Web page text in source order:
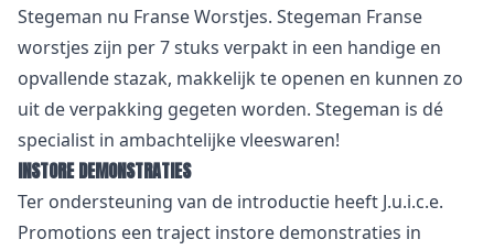
Stegeman nu Franse Worstjes. Stegeman Franse
worstjes zijn per 7 stuks verpakt in een handige en
opvallende stazak, makkelijk te openen en kunnen zo
uit de verpakking gegeten worden. Stegeman is dé
specialist in ambachtelijke vleeswaren!
INSTORE DEMONSTRATIES
Ter ondersteuning van de introductie heeft J.u.i.c.e.
Promotions een traject instore demonstraties in